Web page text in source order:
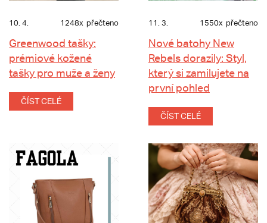
10. 4. 1248x přečteno
Greenwood tašky:
prémiové kožené
tašky pro muže a ženy
ČÍST CELÉ
11. 3. 1550x přečteno
Nové batohy New
Rebels dorazily: Styl,
který si zamilujete na
první pohled
ČÍST CELÉ